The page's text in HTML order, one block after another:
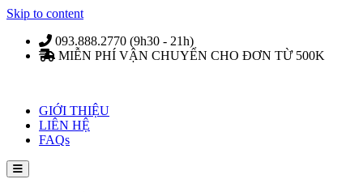
Skip to content
093.888.2770 (9h30 - 21h)
MIỄN PHÍ VẬN CHUYỂN CHO ĐƠN TỪ 500K
GIỚI THIỆU
LIÊN HỆ
FAQs